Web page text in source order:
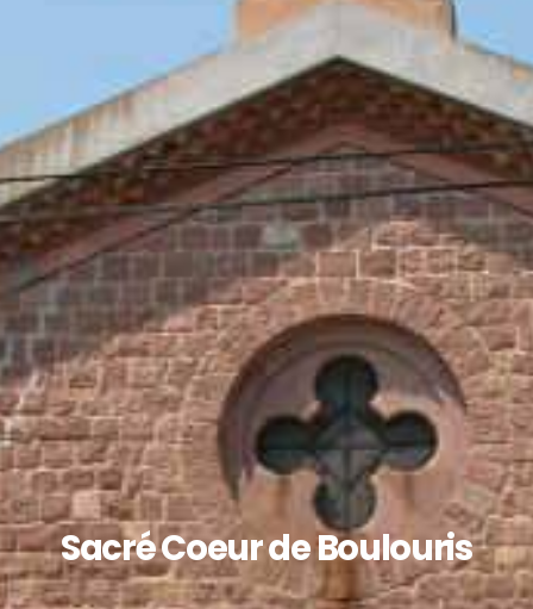
Sacré Coeur de Boulouris